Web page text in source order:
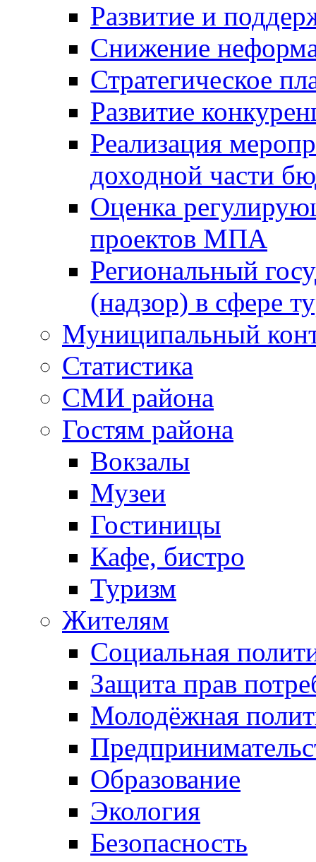
Развитие и
Снижение
Стратегическое
Развитие
Реализация
доходной части
Оценка
проектов МПА
Региональный
(надзор) в сфере
Муниципальный
Статистика
СМИ района
Гостям района
Вокзалы
Музеи
Гостиницы
Кафе, бистро
Туризм
Жителям
Социальная
Защита прав
Молодёжная
Образование
Экология
Безопасность